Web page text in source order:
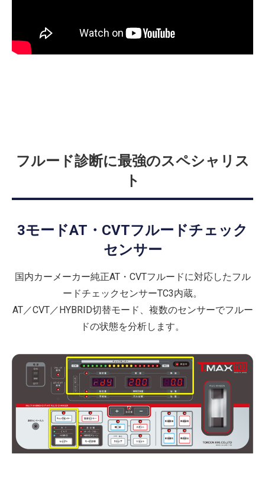
フルード診断に最強のスペシャリス
ト
3モードAT・CVTフルードチェック
センサー
国内カーメーカー純正AT・CVTフルードに対応したフル
ードチェックセンサーTC3内蔵。
AT／CVT／HYBRID切替モード、複数のセンサーでフルー
ドの状態を分析します。